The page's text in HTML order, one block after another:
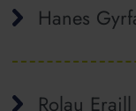
Hanes
Rolau Eraill